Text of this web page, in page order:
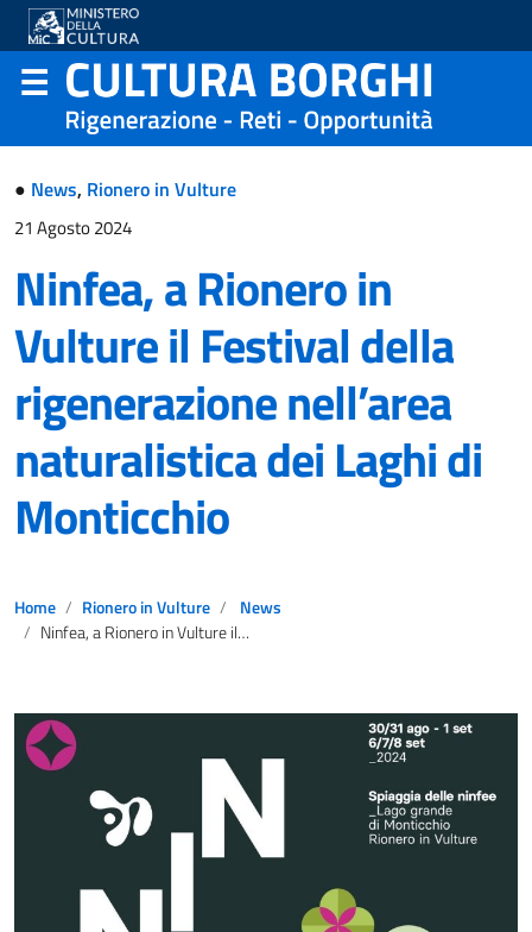
● News, Rionero in Vulture
21 Agosto 2024
Ninfea, a Rionero in
Vulture il Festival della
rigenerazione nell’area
naturalistica dei Laghi di
Monticchio
Home Rionero in Vulture
News
Ninfea, a Rionero in Vulture il Festival della rigenerazione nell’area naturalistica dei Laghi di Monticchio